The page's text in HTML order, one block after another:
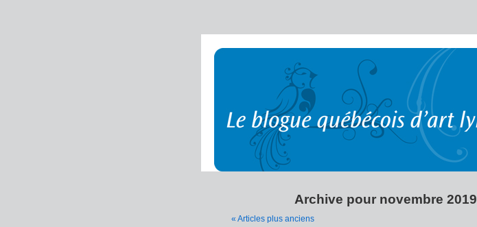
Archive pour novembre 2019
« Articles plus anciens